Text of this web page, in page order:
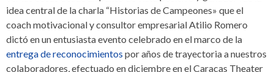
idea central de la charla “Historias de Campeones» que el
coach motivacional y consultor empresarial Atilio Romero
dictó en un entusiasta evento celebrado en el marco de la
entrega de reconocimientos por años de trayectoria a nuestros
colaboradores, efectuado en diciembre en el Caracas Theater